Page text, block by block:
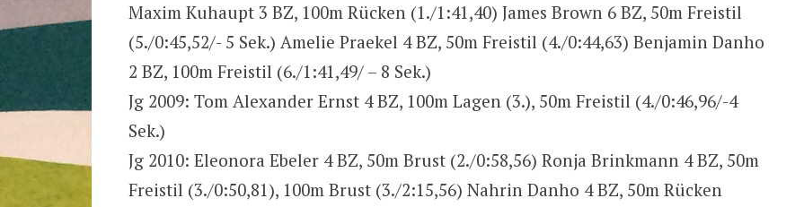
Maxim Kuhaupt 3 BZ, 100m Rücken (1./1:41,40) James Brown 6 BZ, 50m Freistil
(5./0:45,52/- 5 Sek.) Amelie Praekel 4 BZ, 50m Freistil (4./0:44,63) Benjamin Danho
2 BZ, 100m Freistil (6./1:41,49/ – 8 Sek.)
Jg 2009: Tom Alexander Ernst 4 BZ, 100m Lagen (3.), 50m Freistil (4./0:46,96/-4
Sek.)
Jg 2010: Eleonora Ebeler 4 BZ, 50m Brust (2./0:58,56) Ronja Brinkmann 4 BZ, 50m
Freistil (3./0:50,81), 100m Brust (3./2:15,56) Nahrin Danho 4 BZ, 50m Rücken